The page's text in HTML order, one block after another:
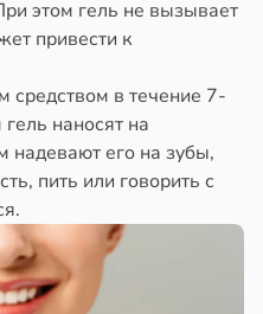
этом гель не вызывает
привести к
средством в течение 7-
наносят на
надевают его на зубы,
пить или говорить с